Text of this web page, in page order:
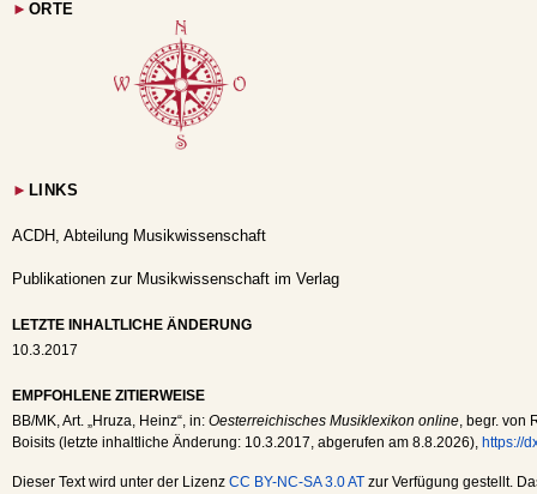
► ORTE
► LINKS
ACDH, Abteilung Musikwissenschaft
Publikationen zur Musikwissenschaft im Verlag
LETZTE INHALTLICHE ÄNDERUNG
10.3.2017
EMPFOHLENE ZITIERWEISE
BB/MK , Art. „Hruza, Heinz“, in: Oesterreichisches Musiklexikon online , begr. von
Boisits (letzte inhaltliche Änderung: 10.3.2017 , abgerufen am 8.8.2026), https://
Dieser Text wird unter der Lizenz CC BY-NC-SA 3.0 AT zur Verfügung gestellt.